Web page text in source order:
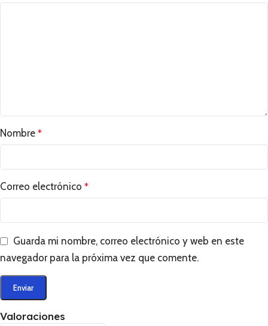
Valoraciones
Nombre *
Correo electrónico *
Guarda mi nombre, correo electrónico y web en este
navegador para la próxima vez que comente.